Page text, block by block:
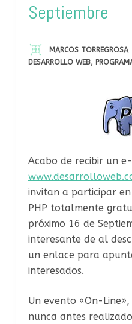
Septiembre
MARCOS TORREGROSA
DESARROLLO WEB,
Acabo de recibir un
invitan a participar
PHP totalmente
próximo 16 de
interesante de al
un enlace para
interesados.
Un evento «On-
nunca antes